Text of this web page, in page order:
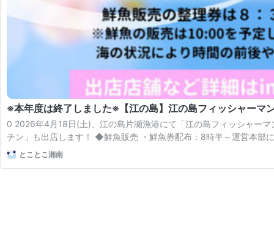
※本年度は終了しました※【江の島】江の島フィッシャーマ
0 2026年4月18日(土)、江の島片瀬漁港にて「江の島フィッシャー
チン」も出店します！ ◆鮮魚販売 ・鮮魚券配布：8時半～運営本部
とことこ湘南